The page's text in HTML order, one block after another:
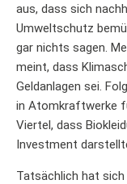
aus, dass sich
Umweltschutz
gar nichts sagen.
meint, dass
Geldanlagen sei.
in Atomkraftwerke
Viertel, dass
Investment
Tatsächlich hat sich